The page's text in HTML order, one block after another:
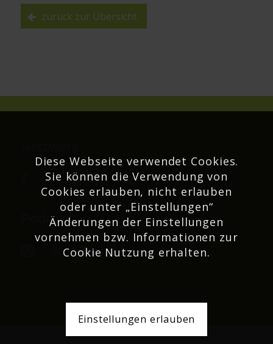
zurück zur Übersicht
Podcast
Diese Webseite verwendet Cookies.
Sie können die Verwendung von
Cookies erlauben, nicht erlauben
oder unter „Einstellungen“
Änderungen der Einstellungen
vornehmen bzw. Informationen zur
Cookie Nutzung erhalten.
Einstellungen erlauben